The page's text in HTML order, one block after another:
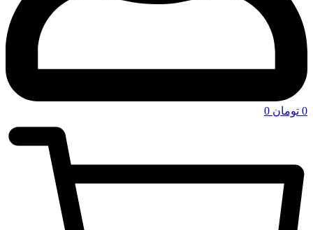
0 تومان 0